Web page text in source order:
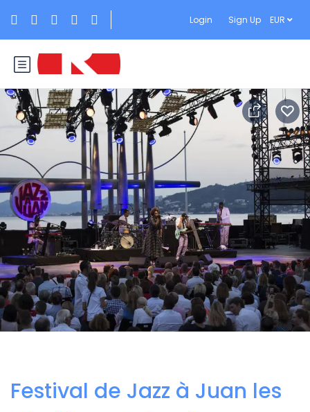
Login Sign Up EUR
Festival de Jazz à Juan les